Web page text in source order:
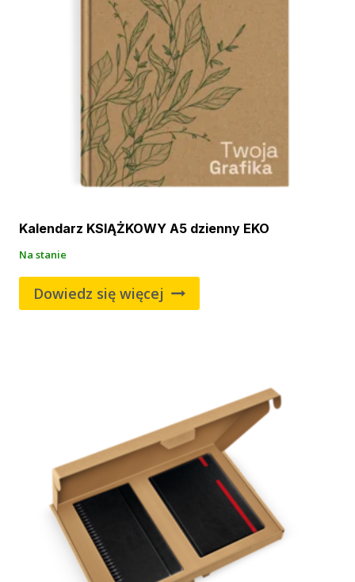
Kalendarz KSIĄŻKOWY A5 dzienny EKO
Na stanie
Dowiedz się więcej